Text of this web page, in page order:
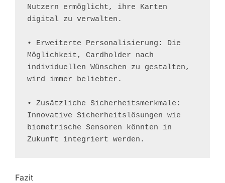
Nutzern ermöglicht, ihre Karten
digital zu verwalten.
• Erweiterte Personalisierung: Die
Möglichkeit, Cardholder nach
individuellen Wünschen zu gestalten,
wird immer beliebter.
• Zusätzliche Sicherheitsmerkmale:
Innovative Sicherheitslösungen wie
biometrische Sensoren könnten in
Zukunft integriert werden.
Fazit